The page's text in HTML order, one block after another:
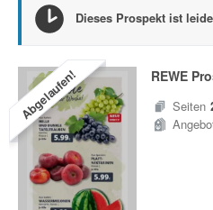
Dieses Prospekt ist
Abgelaufen! REWE
Seiten